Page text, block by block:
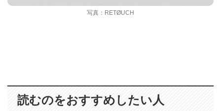
写真：RETØUCH
読むのをおすすめしたい人